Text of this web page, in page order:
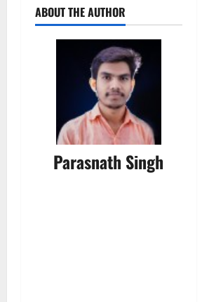
ABOUT THE AUTHOR
Parasnath Singh